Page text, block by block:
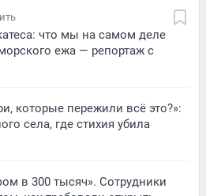
что мы на самом деле
ежа — репортаж с
которые пережили всё это?»:
села, где стихия убила
в 300 тысяч». Сотрудники